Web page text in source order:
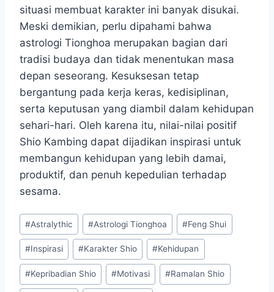
situasi membuat karakter ini banyak disukai.
Meski demikian, perlu dipahami bahwa
astrologi Tionghoa merupakan bagian dari
tradisi budaya dan tidak menentukan masa
depan seseorang. Kesuksesan tetap
bergantung pada kerja keras, kedisiplinan,
serta keputusan yang diambil dalam kehidupan
sehari-hari. Oleh karena itu, nilai-nilai positif
Shio Kambing dapat dijadikan inspirasi untuk
membangun kehidupan yang lebih damai,
produktif, dan penuh kepedulian terhadap
sesama.
Post
Tags:
#Astralythic #Astrologi Tionghoa #Feng Shui
#Inspirasi #Karakter Shio #Kehidupan
#Kepribadian Shio #Motivasi #Ramalan Shio